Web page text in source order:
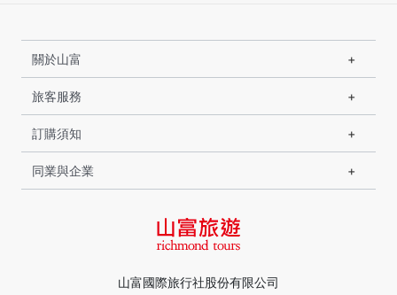
山富國際旅行社股份有限公司
關於山富
旅客服務
訂購須知
同業與企業